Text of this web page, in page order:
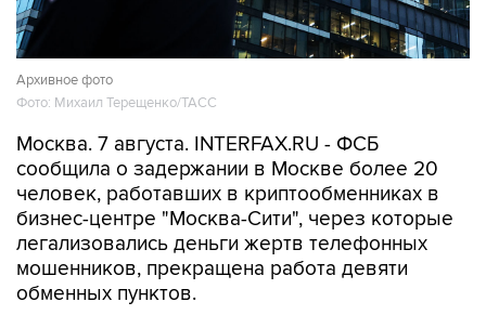
Архивное фото
Фото: Михаил Терещенко/ТАСС
Москва. 7 августа. INTERFAX.RU - ФСБ
сообщила о задержании в Москве более 20
человек, работавших в криптообменниках в
бизнес-центре "Москва-Сити", через которые
легализовались деньги жертв телефонных
мошенников, прекращена работа девяти
обменных пунктов.